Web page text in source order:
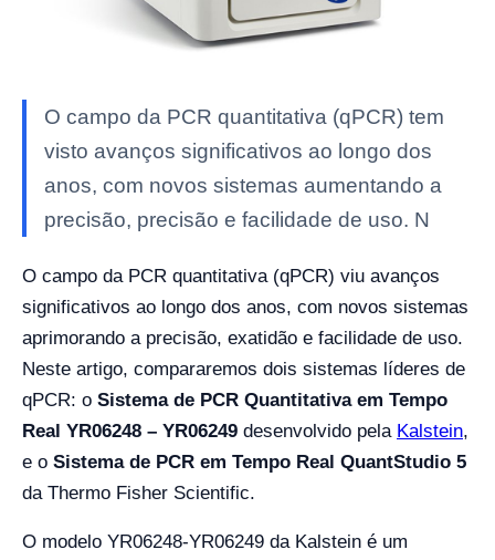
O campo da PCR quantitativa (qPCR) tem
visto avanços significativos ao longo dos
anos, com novos sistemas aumentando a
precisão, precisão e facilidade de uso. N
O campo da PCR quantitativa (qPCR) viu avanços
significativos ao longo dos anos, com novos sistemas
aprimorando a precisão, exatidão e facilidade de uso.
Neste artigo, compararemos dois sistemas líderes de
qPCR: o Sistema de PCR Quantitativa em Tempo
Real YR06248 – YR06249 desenvolvido pela Kalstein,
e o Sistema de PCR em Tempo Real QuantStudio 5
da Thermo Fisher Scientific.
O modelo YR06248-YR06249 da Kalstein é um